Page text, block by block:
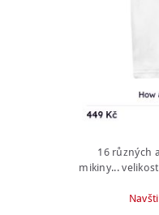
16 různých
mikiny...